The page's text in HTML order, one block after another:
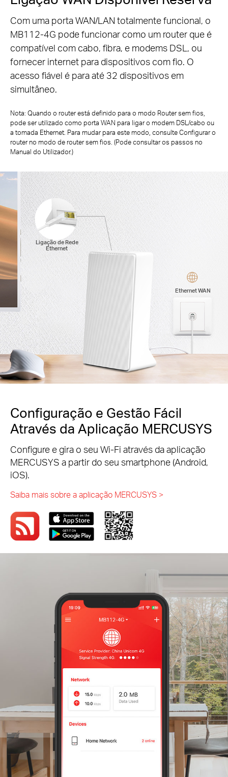
Com uma porta WAN/LAN totalmente funcional, o
MB112-4G pode funcionar como um router que é
compatível com cabo, fibra, e modems DSL, ou
fornecer internet para dispositivos com fio. O
acesso fiável é para até 32 dispositivos em
simultâneo.
Nota: Quando o router está definido para o modo Router sem fios,
pode ser utilizado como porta WAN para ligar o modem DSL/cabo ou
a tomada Ethernet. Para mudar para este modo, consulte Configurar o
router no modo de router sem fios. (Pode consultar os passos no
Manual do Utilizador.)
Ligação de Rede
Ethernet
Ethernet WAN
Configuração e Gestão Fácil
Através da Aplicação MERCUSYS
Configure e gira o seu Wi-Fi através da aplicação
MERCUSYS a partir do seu smartphone (Android,
iOS).
Saiba mais sobre a aplicação MERCUSYS >